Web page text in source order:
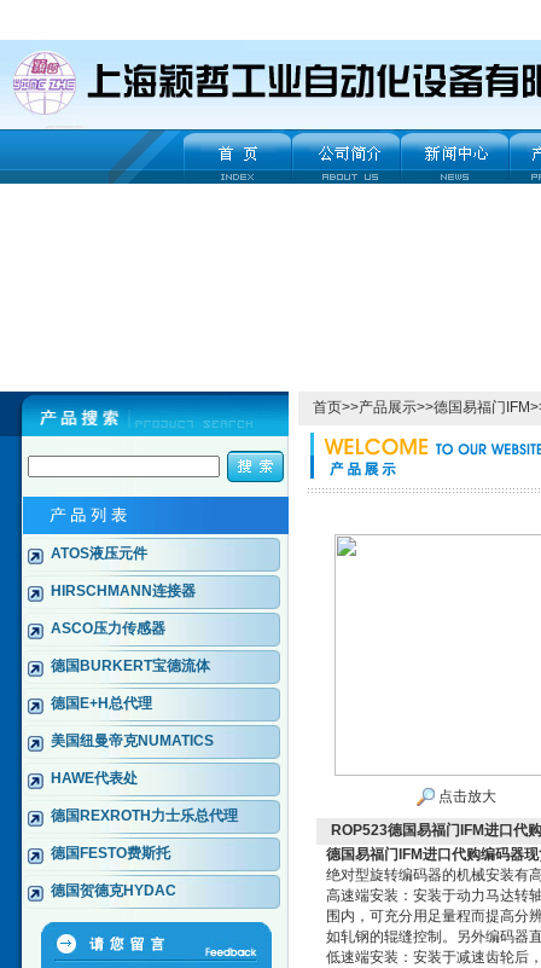
ATOS液压元件
HIRSCHMANN连接器
ASCO压力传感器
德国BURKERT宝德流体
德国E+H总代理
美国纽曼帝克NUMATICS
HAWE代表处
德国REXROTH力士乐总代理
德国FESTO费斯托
德国贺德克HYDAC
首页>>产品展示>>德国易福门IFM
点击放大
ROP523德国易福门IFM进口代
德国易福门IFM进口代购编码器现
绝对型旋转编码器的机械安装有
高速端安装：安装于动力马达转
围内，可充分用足量程而提高分
如轧钢的辊缝控制。另外编码器
低速端安装：安装于减速齿轮后